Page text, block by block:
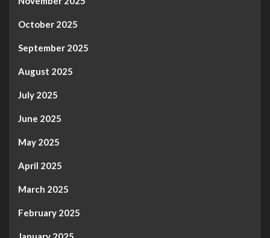
October 2025
September 2025
August 2025
July 2025
June 2025
May 2025
April 2025
March 2025
February 2025